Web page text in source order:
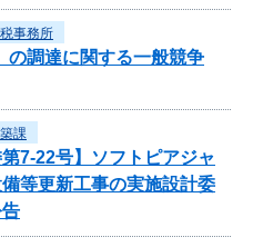
事務所
の調達に関する一般競争
課
7-22号】ソフトピアジャ
等更新工事の実施設計委